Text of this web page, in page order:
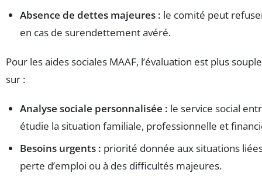
Absence de dettes majeures : le comité peut
en cas de surendettement avéré.
Pour les aides sociales MAAF, l’évaluation est plus
sur :
Analyse sociale personnalisée : le service social
étudie la situation familiale, professionnelle et
Besoins urgents : priorité donnée aux situations
perte d’emploi ou à des difficultés majeures.